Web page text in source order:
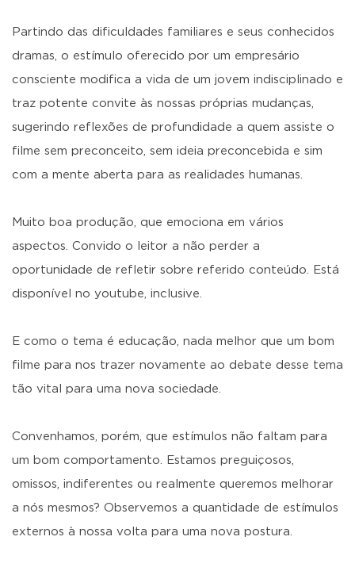
Partindo das dificuldades familiares e seus conhecidos
dramas, o estímulo oferecido por um empresário
consciente modifica a vida de um jovem indisciplinado e
traz potente convite às nossas próprias mudanças,
sugerindo reflexões de profundidade a quem assiste o
filme sem preconceito, sem ideia preconcebida e sim
com a mente aberta para as realidades humanas.
Muito boa produção, que emociona em vários
aspectos. Convido o leitor a não perder a
oportunidade de refletir sobre referido conteúdo. Está
disponível no youtube, inclusive.
E como o tema é educação, nada melhor que um bom
filme para nos trazer novamente ao debate desse tema
tão vital para uma nova sociedade.
Convenhamos, porém, que estímulos não faltam para
um bom comportamento. Estamos preguiçosos,
omissos, indiferentes ou realmente queremos melhorar
a nós mesmos? Observemos a quantidade de estímulos
externos à nossa volta para uma nova postura.